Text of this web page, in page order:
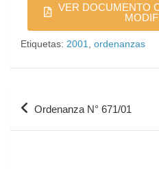
VER DOCUMENTO
Etiquetas: 2001 ordenanzas
Ordenanza N° 671/01